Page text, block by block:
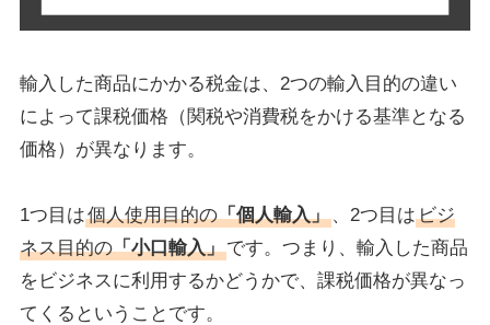
輸入した商品にかかる税金は、2つの輸入目的の違い
によって課税価格（関税や消費税をかける基準となる
価格）が異なります。
1つ目は個人使用目的の「個人輸入」、2つ目はビジ
ネス目的の「小口輸入」です。つまり、輸入した商品
をビジネスに利用するかどうかで、課税価格が異なっ
てくるということです。